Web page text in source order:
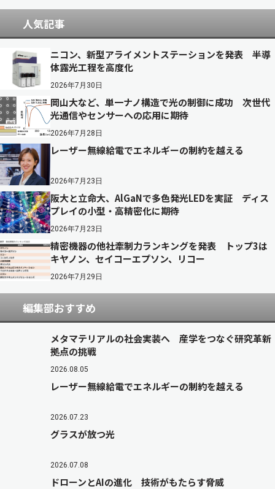
人気記事
ニコン、新型アライメントステーションを発表 半導
体露光工程を高度化
2026年7月30日
岡山大など、単一ナノ構造で光の制御に成功 次世代
光通信やセンサーへの応用に期待
2026年7月28日
レーザー無線給電でエネルギーの制約を越える
2026年7月23日
阪大と立命大、AlGaNで多色発光LEDを実証 ディス
プレイの小型・高精密化に期待
2026年7月23日
精密機器の他社牽制力ランキングを発表 トップ3は
キヤノン、セイコーエプソン、リコー
2026年7月29日
編集部おすすめ
メタマテリアルの社会実装へ 産学をつなぐ研究革新
拠点の挑戦
2026.08.05
レーザー無線給電でエネルギーの制約を越える
2026.07.23
グラスが放つ光
2026.07.08
ドローンとAIの進化 技術がもたらす脅威